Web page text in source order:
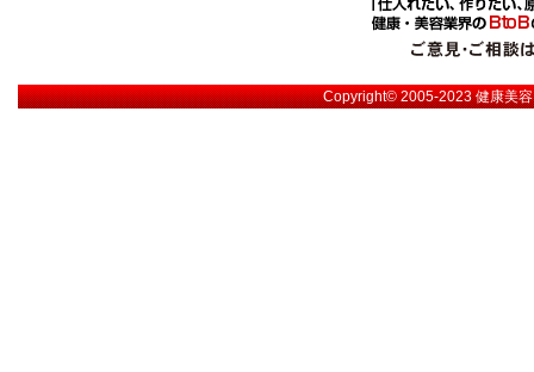
Copyright© 2005-2023健康美